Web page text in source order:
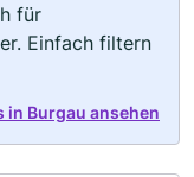
für
Einfach filtern
in Burgau ansehen